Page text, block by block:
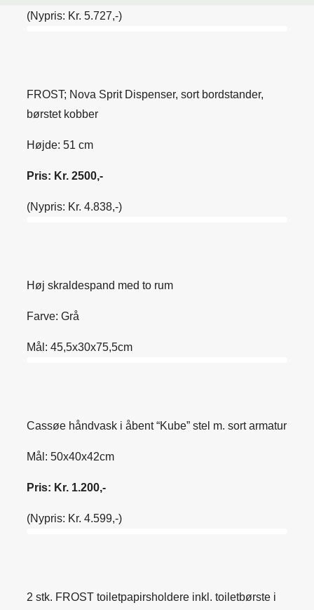
(Nypris: Kr. 5.727,-)
FROST; Nova Sprit Dispenser, sort bordstander,
børstet kobber
Højde: 51 cm
Pris: Kr. 2500,-
(Nypris: Kr. 4.838,-)
Høj skraldespand med to rum
Farve: Grå
Mål: 45,5x30x75,5cm
Cassøe håndvask i åbent “Kube” stel m. sort armatur
Mål: 50x40x42cm
Pris: Kr. 1.200,-
(Nypris: Kr. 4.599,-)
2 stk. FROST toiletpapirsholdere inkl. toiletbørste i